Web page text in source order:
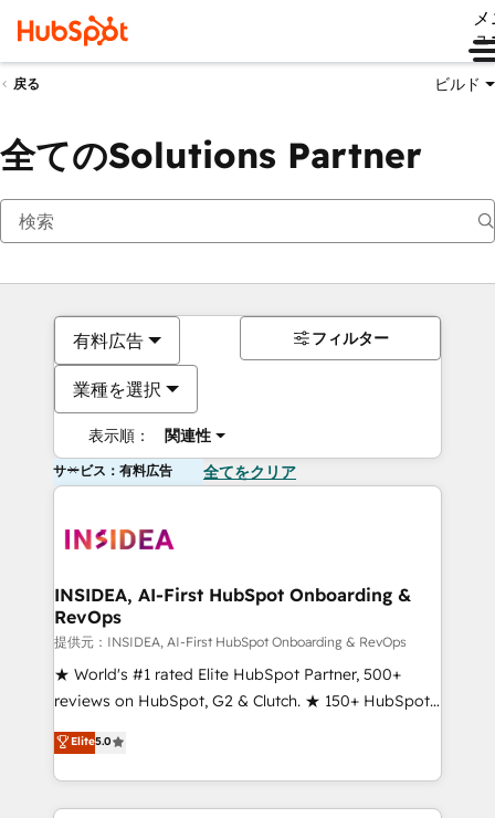
ュ
戻る ビルド
全てのSolutions Partner
有料広告
業種を選択
表示順： 関連性
フィルター
サービス：有料広告 全てをクリア
INSIDEA, AI-First HubSpot Onboarding &
RevOps
提供元：INSIDEA, AI-First HubSpot Onboarding & RevOps
★ World's #1 rated Elite HubSpot Partner, 500+
reviews on HubSpot, G2 & Clutch. ★ 150+ HubSpot
Certified Experts & Trainers across the team ★
1,500+ implementations across five continents ★ AI-
First, RevOps-led, Onboarding obsessed ★
Company of the Year 2024/25 INSIDEA helps
Elite5.0